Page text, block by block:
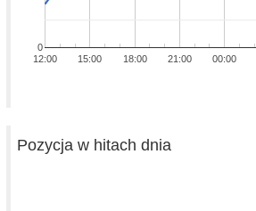
12:00 15:00 18:00 21:00 00:00
0
Pozycja w hitach dnia